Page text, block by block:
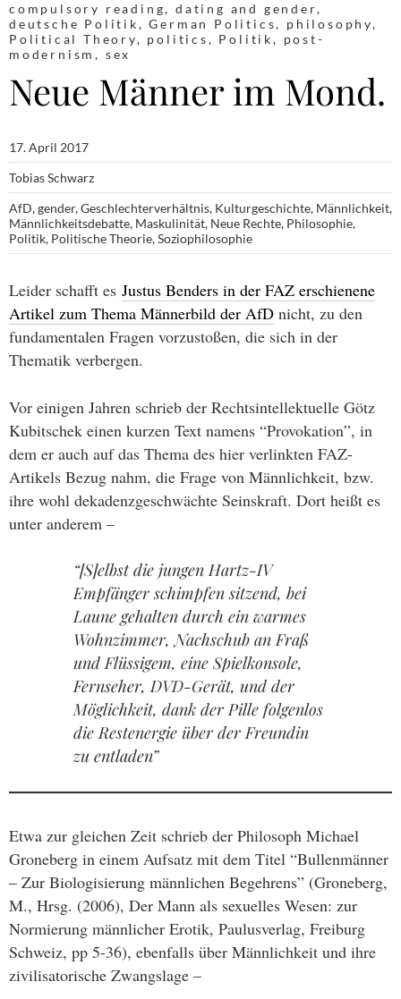
compulsory reading,dating and gender,
deutsche Politik,German Politics, philosophy,
Political Theory, politics, Politik, post-
modernism, sex
Neue Männer im Mond.
17. April 2017
Tobias Schwarz
AfD,gender,Geschlechterverhältnis, Kulturgeschichte, Männlichkeit,
Männlichkeitsdebatte, Maskulinität, Neue Rechte, Philosophie,
Politik, Politische Theorie,Soziophilosophie
Leider schafft es Justus Benders in der FAZ erschienene
Artikel zum Thema Männerbild der AfD nicht, zu den
fundamentalen Fragen vorzustoßen, die sich in der
Thematik verbergen.
Vor einigen Jahren schrieb der Rechtsintellektuelle Götz
Kubitschek einen kurzen Text namens “Provokation”, in
dem er auch auf das Thema des hier verlinkten FAZ-
Artikels Bezug nahm, die Frage von Männlichkeit, bzw.
ihre wohl dekadenzgeschwächte Seinskraft. Dort heißt es
unter anderem –
“[S]elbst die jungen Hartz-IV
Empfänger schimpfen sitzend, bei
Laune gehalten durch ein warmes
Wohnzimmer, Nachschub an Fraß
und Flüssigem, eine Spielkonsole,
Fernseher, DVD-Gerät, und der
Möglichkeit, dank der Pille folgenlos
die Restenergie über der Freundin
zu entladen”
Etwa zur gleichen Zeit schrieb der Philosoph Michael
Groneberg in einem Aufsatz mit dem Titel “Bullenmänner
– Zur Biologisierung männlichen Begehrens” (Groneberg,
M., Hrsg. (2006), Der Mann als sexuelles Wesen: zur
Normierung männlicher Erotik, Paulusverlag, Freiburg
Schweiz, pp 5-36), ebenfalls über Männlichkeit und ihre
zivilisatorische Zwangslage –